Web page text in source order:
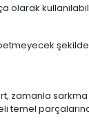
olarak
zamanla
temel